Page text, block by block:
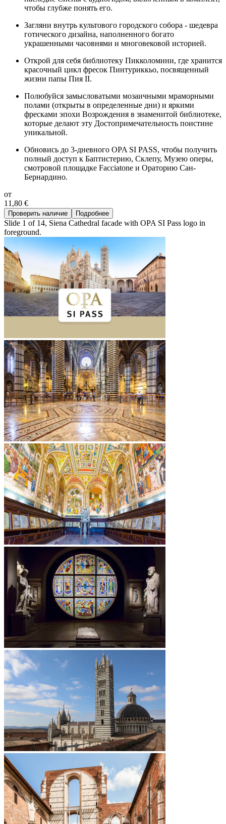
чтобы глубже понять его.
Загляни внутрь культового городского собора - шедевра
готического дизайна, наполненного богато
украшенными часовнями и многовековой историей.
Открой для себя библиотеку Пикколомини, где хранится
красочный цикл фресок Пинтуриккьо, посвященный
жизни папы Пия II.
Полюбуйся замысловатыми мозаичными мраморными
полами (открыты в определенные дни) и яркими
фресками эпохи Возрождения в знаменитой библиотеке,
которые делают эту Достопримечательность поистине
уникальной.
Обновись до 3-дневного OPA SI PASS, чтобы получить
полный доступ к Баптистерию, Склепу, Музею оперы,
смотровой площадке Facciatone и Ораторию Сан-
Бернардино.
от
11,80 €
Проверить наличие Подробнее
Slide 1 of 14, Siena Cathedral facade with OPA SI Pass logo in
foreground.